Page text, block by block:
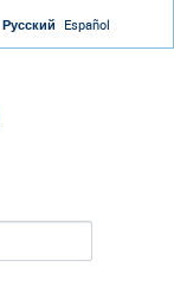
Русский Español